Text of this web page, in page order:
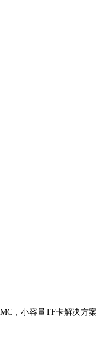
，小容量TF卡解决方案